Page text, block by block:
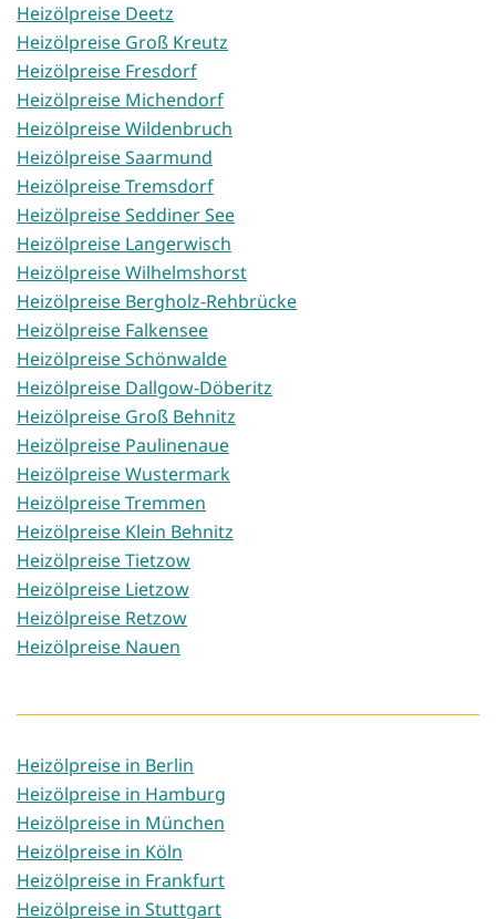
Heizölpreise Deetz
Heizölpreise Groß Kreutz
Heizölpreise Fresdorf
Heizölpreise Michendorf
Heizölpreise Wildenbruch
Heizölpreise Saarmund
Heizölpreise Tremsdorf
Heizölpreise Seddiner See
Heizölpreise Langerwisch
Heizölpreise Wilhelmshorst
Heizölpreise Bergholz-Rehbrücke
Heizölpreise Falkensee
Heizölpreise Schönwalde
Heizölpreise Dallgow-Döberitz
Heizölpreise Groß Behnitz
Heizölpreise Paulinenaue
Heizölpreise Wustermark
Heizölpreise Tremmen
Heizölpreise Klein Behnitz
Heizölpreise Tietzow
Heizölpreise Lietzow
Heizölpreise Retzow
Heizölpreise Nauen
Heizölpreise in Berlin
Heizölpreise in Hamburg
Heizölpreise in München
Heizölpreise in Köln
Heizölpreise in Frankfurt
Heizölpreise in Stuttgart